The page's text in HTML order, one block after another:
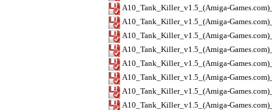
A10_Tank_Killer_v1.5_(Amiga-
A10_Tank_Killer_v1.5_(Amiga-
A10_Tank_Killer_v1.5_(Amiga-
A10_Tank_Killer_v1.5_(Amiga-
A10_Tank_Killer_v1.5_(Amiga-
A10_Tank_Killer_v1.5_(Amiga-
A10_Tank_Killer_v1.5_(Amiga-
A10_Tank_Killer_v1.5_(Amiga-